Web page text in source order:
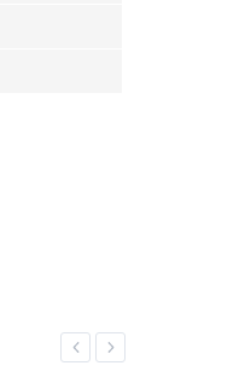
Previous
Next